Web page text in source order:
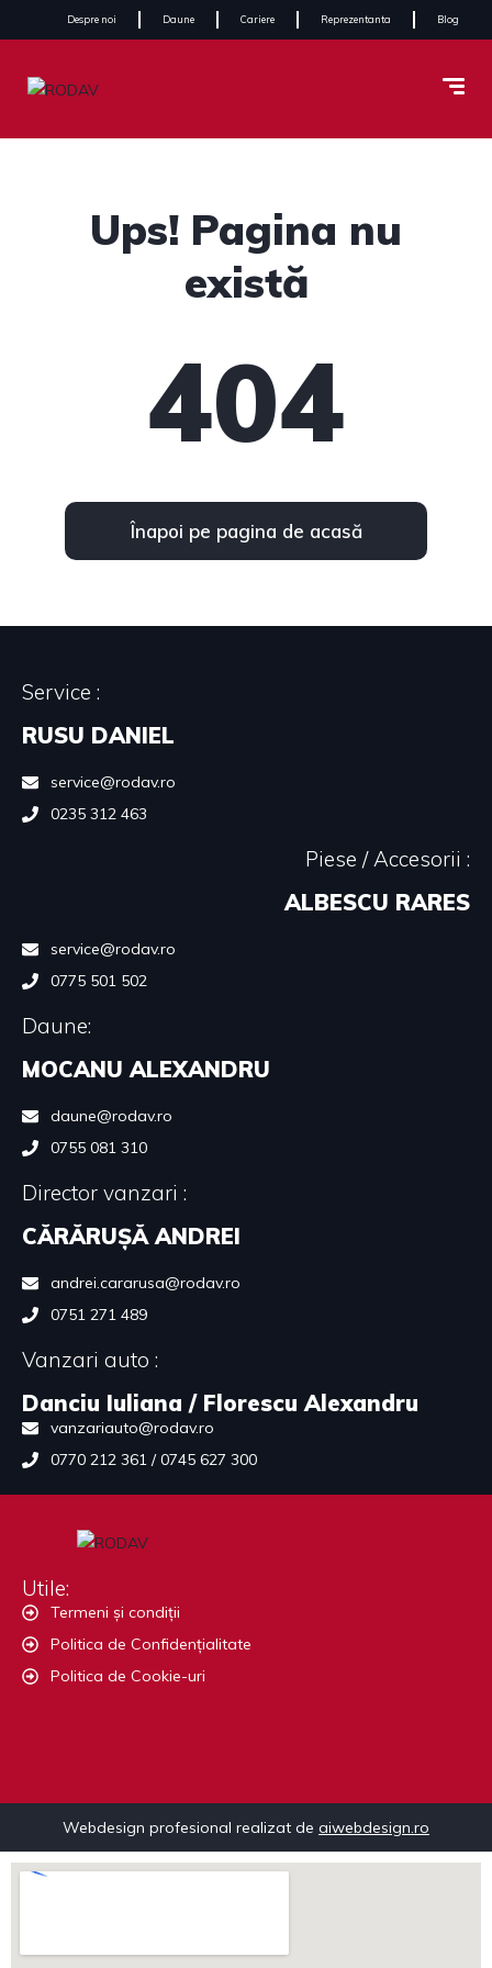
Despre noi Daune Cariere Reprezentanta Blog
Ups! Pagina nu
există
404
Înapoi pe pagina de acasă
Service :
RUSU DANIEL
service@rodav.ro
0235 312 463
Piese / Accesorii :
ALBESCU RARES
service@rodav.ro
0775 501 502
Daune:
MOCANU ALEXANDRU
daune@rodav.ro
0755 081 310
Director vanzari :
CĂRĂRUȘĂ ANDREI
andrei.cararusa@rodav.ro
0751 271 489
Vanzari auto :
Danciu Iuliana / Florescu Alexandru
vanzariauto@rodav.ro
0770 212 361 / 0745 627 300
Utile:
Termeni și condiții
Politica de Confidențialitate
Politica de Cookie-uri
Webdesign profesional realizat de aiwebdesign.ro